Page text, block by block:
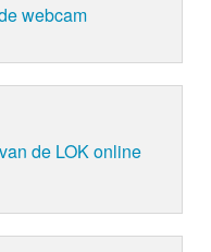
webcam
de LOK online